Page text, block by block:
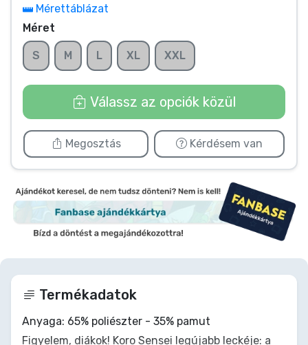
Mérettáblázat
Méret
S M L XL XXL
Válassz az opciók közül
Megosztás Kérdésem van
Termékadatok
Anyaga: 65% poliészter - 35% pamut
Figyelem, diákok! Koro Sensei legújabb leckéje: a
Zenés cuccok
Terméktípusok
Márkák